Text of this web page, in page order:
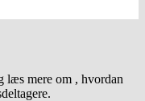
læs mere om , hvordan